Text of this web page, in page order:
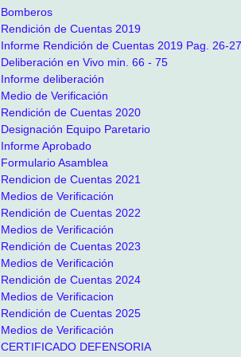
Bomberos
Rendición de Cuentas 2019
Informe Rendición de Cuentas 2019 Pag. 26-
Deliberación en Vivo min. 66 - 75
Informe deliberación
Medio de Verificación
Rendición de Cuentas 2020
Designación Equipo Paretario
Informe Aprobado
Formulario Asamblea
Rendicion de Cuentas 2021
Medios de Verificación
Rendición de Cuentas 2022
Medios de Verificación
Rendición de Cuentas 2023
Medios de Verificación
Rendición de Cuentas 2024
Medios de Verificacion
Rendición de Cuentas 2025
Medios de Verificación
CERTIFICADO DEFENSORIA